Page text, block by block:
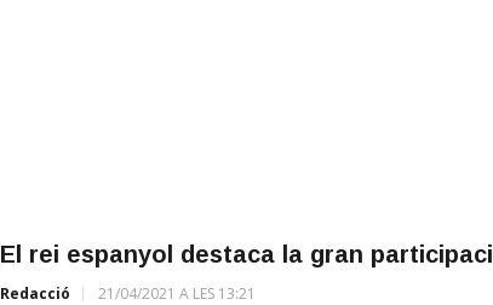
El rei espanyol destaca la gran
Redacció 21/04/2021 A LES 13:21